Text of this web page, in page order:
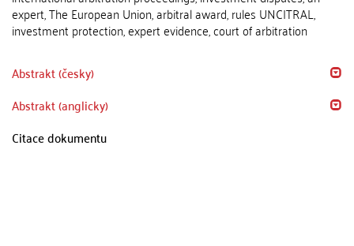
expert, The European Union, arbitral award, rules UNCITRAL,
investment protection, expert evidence, court of arbitration
Abstrakt (česky)
Abstrakt (anglicky)
Citace dokumentu